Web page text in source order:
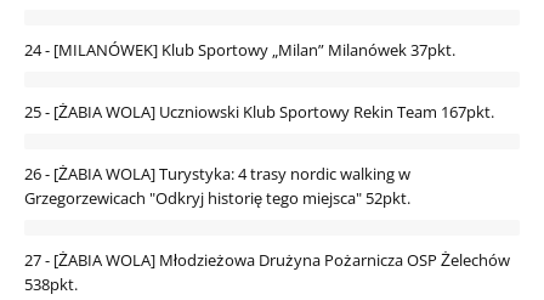
24 - [MILANÓWEK] Klub Sportowy „Milan” Milanówek37pkt.
25 - [ŻABIA WOLA] Uczniowski Klub Sportowy Rekin Team 167pkt.
26 - [ŻABIA WOLA] Turystyka: 4 trasy nordic walking w
Grzegorzewicach "Odkryj historię tego miejsca" 52pkt.
27 - [ŻABIA WOLA] Młodzieżowa Drużyna Pożarnicza OSP Żelechów
538pkt.